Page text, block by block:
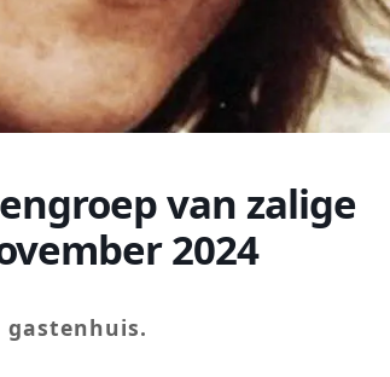
van zalige
2024
gastenhuis.